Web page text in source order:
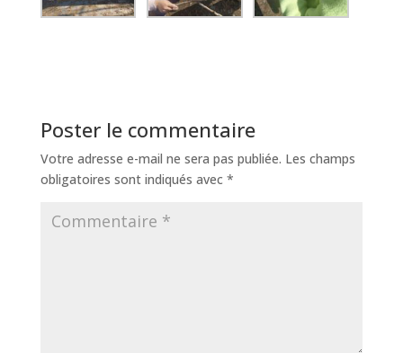
Poster le commentaire
Votre adresse e-mail ne sera pas publiée. Les champs
obligatoires sont indiqués avec *